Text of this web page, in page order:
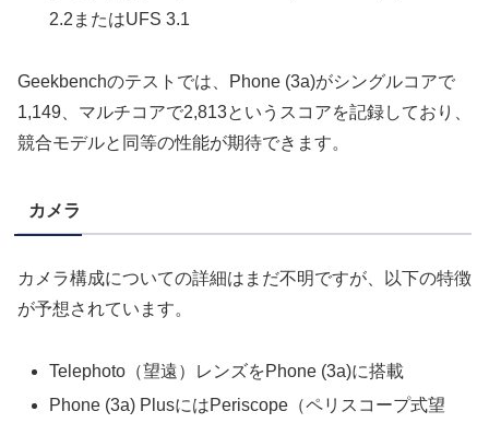
2.2またはUFS 3.1
Geekbenchのテストでは、Phone (3a)がシングルコアで
1,149、マルチコアで2,813というスコアを記録しており、
競合モデルと同等の性能が期待できます。
カメラ
カメラ構成についての詳細はまだ不明ですが、以下の特徴
が予想されています。
Telephoto（望遠）レンズをPhone (3a)に搭載
Phone (3a) PlusにはPeriscope（ペリスコープ式望